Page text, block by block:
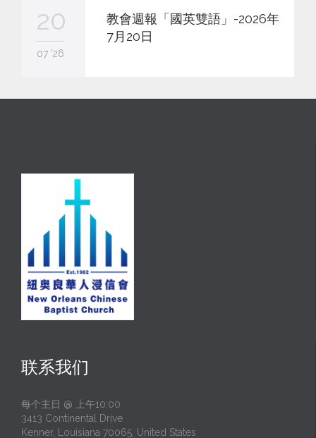
20
07 '26
教會週報「國英雙語」-2026年
7月20日
联系我们
每个主日 @ 上午10:00
3413 Continental Drive
Kenner, Louisiana 70065, United States